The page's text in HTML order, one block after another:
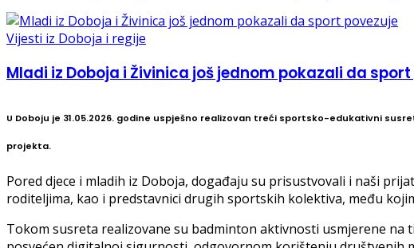
Vijesti iz Doboja i regije
Mladi iz Doboja i Živinica još jednom pokazali da
U Doboju je 31.05.2026. godine uspješno realizovan treći sportsko-edukativni
projekta.
Pored djece i mladih iz Doboja, događaju su prisustvovali i naši
roditeljima, kao i predstavnici drugih sportskih kolektiva, među
Tokom susreta realizovane su badminton aktivnosti usmjerene